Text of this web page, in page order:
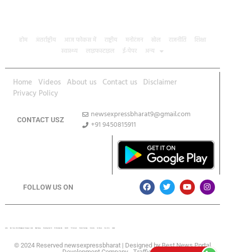
होम अंतर्राष्ट्रीय आज फोकस में राष्ट्रीय मनोरंजन खेल राजनीति
शिक्षा
स्वास्थ्य
लाइफस्टाइल ई-पेपर अन्य
Home Videos About us Contact us Disclaimer
Privacy Policy
CONTACT USZ
newsexpressbharat9@gmail.com
+91 9450815911
FOLLOW US ON
Lexifo Best News Portal Development Company In india Digital Convey Marketing Hack 4U 99 Marketing Tips Buzz4AI 7K Network Market Mystique Ai Assistica Ask Daman Earn Yatra
© 2024 Reserved newsexpressbharat | Designed byBest News Portal